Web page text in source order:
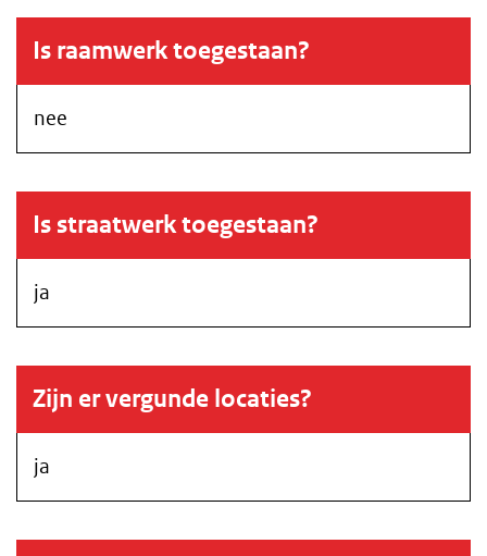
Is raamwerk toegestaan?
nee
Is straatwerk toegestaan?
ja
Zijn er vergunde locaties?
ja